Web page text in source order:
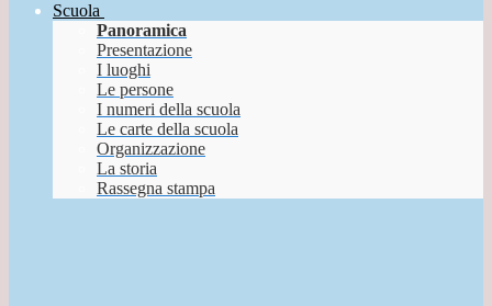
Scuola
Panoramica
Presentazione
I luoghi
Le persone
I numeri della scuola
Le carte della scuola
Organizzazione
La storia
Rassegna stampa